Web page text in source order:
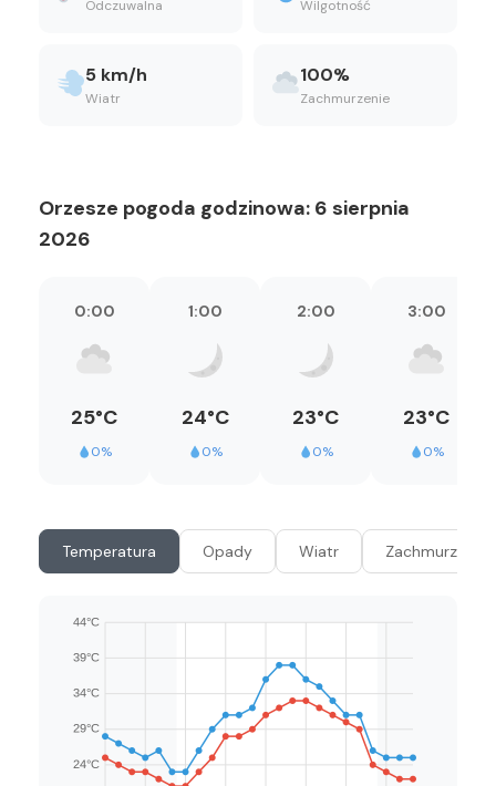
Odczuwalna Wilgotność
5 km/h
Wiatr
100%
Zachmurzenie
Orzesze pogoda godzinowa: 6 sierpnia
2026
0:00
25°C
0%
1:00
24°C
0%
2:00
23°C
0%
3:00
23°C
0%
Temperatura Opady Wiatr Zachmurzenie